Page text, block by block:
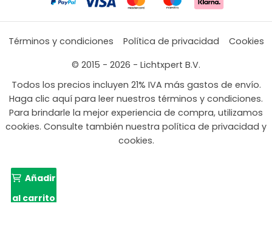
Términos y condiciones Política de privacidad
Cookies
© 2015 - 2026 - Lichtxpert B.V.
Todos los precios incluyen 21% IVA más gastos de envío.
Haga clic aquí para leer nuestros términos y condiciones.
Para brindarle la mejor experiencia de compra, utilizamos
cookies. Consulte también nuestra política de privacidad y
cookies.
Añadir
al carrito